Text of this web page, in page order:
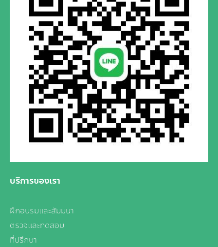
บริการของเรา
ฝึกอบรมและสัมมนา
ตรวจและทดสอบ
ที่ปรึกษา